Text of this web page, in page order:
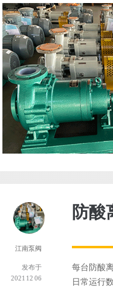
架构 造纸印染案例
矿业冶金案例
电镀废水案例
江南泵阀
发布于
2021 12 06
防
每台防酸
日常运行